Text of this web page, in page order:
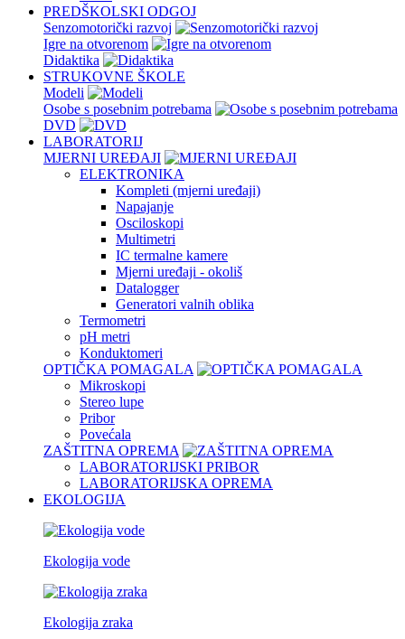
PREDŠKOLSKI ODGOJ
Senzomotorički razvoj
Igre na otvorenom
Didaktika
STRUKOVNE ŠKOLE
Modeli
Osobe s posebnim potrebama
DVD
LABORATORIJ
MJERNI UREĐAJI
ELEKTRONIKA
Kompleti (mjerni uređaji)
Napajanje
Osciloskopi
Multimetri
IC termalne kamere
Mjerni uređaji - okoliš
Datalogger
Generatori valnih oblika
Termometri
pH metri
Konduktomeri
OPTIČKA POMAGALA
Mikroskopi
Stereo lupe
Pribor
Povećala
ZAŠTITNA OPREMA
LABORATORIJSKI PRIBOR
LABORATORIJSKA OPREMA
EKOLOGIJA
Ekologija vode
Ekologija zraka